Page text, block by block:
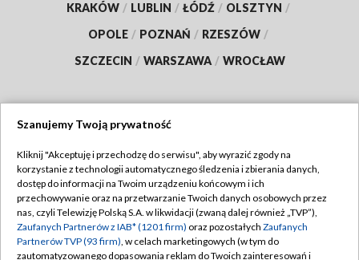
KRAKÓW / LUBLIN / ŁÓDŹ / OLSZTYN /
OPOLE / POZNAŃ / RZESZÓW /
SZCZECIN / WARSZAWA / WROCŁAW
TVP
Abonament TVP
Emisja w TVP
Centrum informacji TVP
Regulamin TVP
Polityka prywatności
Moje zgody
Szanujemy Twoją prywatność
Kliknij "Akceptuję i przechodzę do serwisu", aby wyrazić zgody na
korzystanie z technologii automatycznego śledzenia i zbierania danych,
dostęp do informacji na Twoim urządzeniu końcowym i ich
przechowywanie oraz na przetwarzanie Twoich danych osobowych przez
nas, czyli Telewizję Polską S.A. w likwidacji (zwaną dalej również „TVP”),
Zaufanych Partnerów z IAB* (1201 firm) oraz pozostałych Zaufanych
Partnerów TVP (93 firm), w celach marketingowych (w tym do
zautomatyzowanego dopasowania reklam do Twoich zainteresowań i